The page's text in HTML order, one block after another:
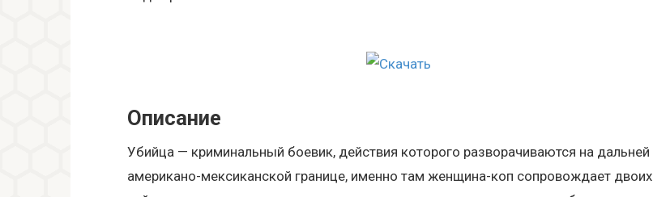
Описание
Убийца — криминальный боевик, действия которого разворачиваются на дальней
американо-мексиканской границе, именно там женщина-коп сопровождает двоих